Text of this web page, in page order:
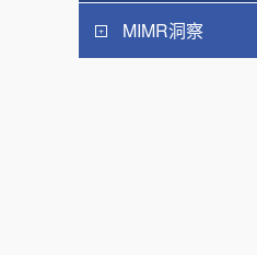
MIMR洞察